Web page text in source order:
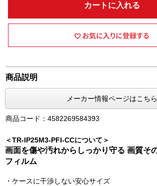
カートに入れる
商品説明
メーカー情報ページはこちら
商品コード：4582269584393
＜TR-IP25M3-PFI-CCについて＞
画面を傷や汚れからしっかり守る 画質そ
フィルム
・ケースに干渉しない安心サイズ